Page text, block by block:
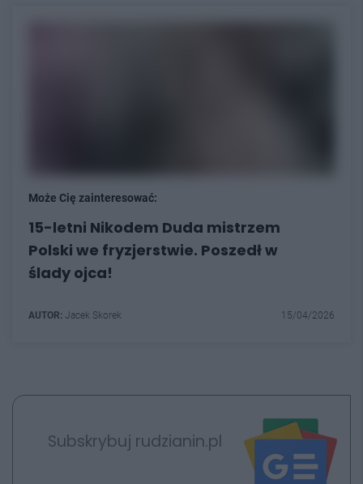
Może Cię zainteresować:
15-letni Nikodem Duda mistrzem
Polski we fryzjerstwie. Poszedł w
ślady ojca!
AUTOR: Jacek Skorek 15/04/2026
Subskrybuj rudzianin.pl